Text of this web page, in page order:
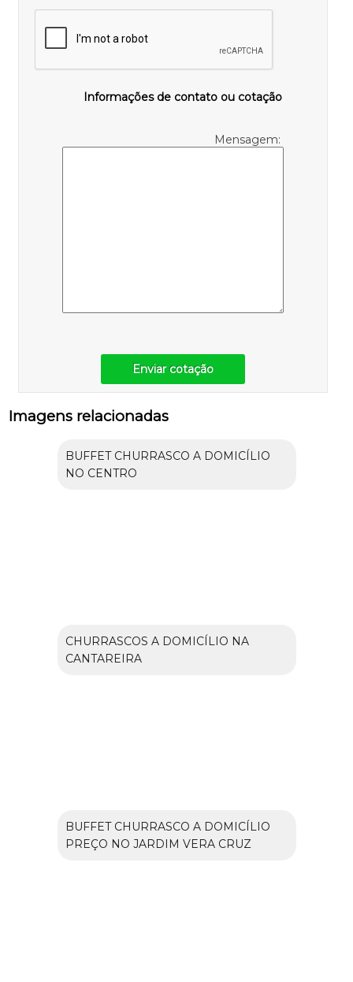
Informações de contato ou cotação
Mensagem:
Enviar cotação
Imagens relacionadas
BUFFET CHURRASCO A DOMICÍLIO
NO CENTRO
CHURRASCOS A DOMICÍLIO NA
CANTAREIRA
BUFFET CHURRASCO A DOMICÍLIO
PREÇO NO JARDIM VERA CRUZ